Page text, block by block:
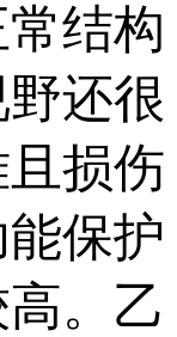
结构
还很
损伤
保护
。乙